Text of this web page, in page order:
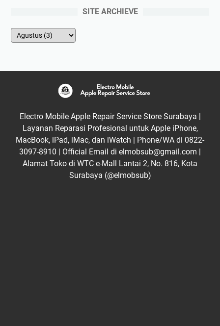
SITE ARCHIEVE
Electro Mobile Apple Repair Service Store Surabaya |
Layanan Reparasi Profesional untuk Apple iPhone,
MacBook, iPad, iMac, dan iWatch | Phone/WA di 0822-
3097-8910 | Official Email di elmobsub@gmail.com |
Alamat Toko di WTC e-Mall Lantai 2, No. 816, Kota
Surabaya (@elmobsub)